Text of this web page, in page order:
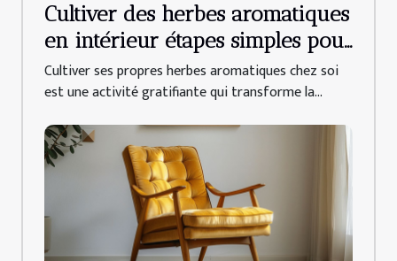
Cultiver des herbes aromatiques
en intérieur étapes simples pour
débutants
Cultiver ses propres herbes aromatiques chez soi
est une activité gratifiante qui transforme la...